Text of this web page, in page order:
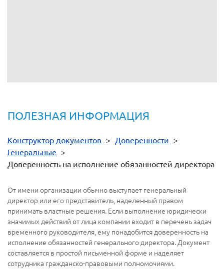
ПОЛЕЗНАЯ ИНФОРМАЦИЯ
Конструктор документов > Доверенности >
Генеральные >
Доверенность на исполнение обязанностей директора
От имени организации обычно выступает генеральный
директор или его представитель, наделенный правом
принимать властные решения. Если выполнение юридически
значимых действий от лица компании входит в перечень задач
временного руководителя, ему понадобится доверенность на
исполнение обязанностей генерального директора. Документ
составляется в простой письменной форме и наделяет
сотрудника гражданско-правовыми полномочиями.